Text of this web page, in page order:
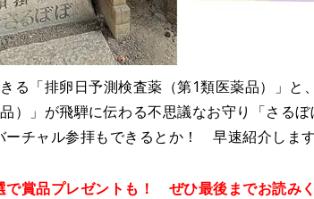
る「排卵日予測検査薬（第1類医薬品）」と
）」が飛騨に伝わる不思議なお守り「さるぼ
チャル参拝もできるとか！ 早速紹介します
賞品プレゼントも！ ぜひ最後までお読み